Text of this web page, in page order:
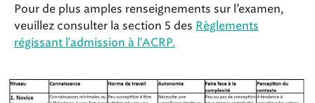
Pour de plus amples renseignements sur l’examen,
veuillez consulter la section 5 des Règlements
régissant l'admission à l'ACRP.